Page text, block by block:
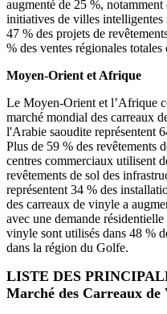
augmenté de 25 %,
initiatives de villes
47 % des projets de
% des ventes régionales
Moyen-Orient et Afrique
Le Moyen-Orient et l’Afrique
marché mondial des carreaux
l'Arabie saoudite représentent
Plus de 59 % des revêtements
centres commerciaux utilisent
revêtements de sol des
représentent 34 % des
des carreaux de vinyle a
avec une demande
vinyle sont utilisés dans 48 %
dans la région du Golfe.
LISTE DES
Marché des Carreaux